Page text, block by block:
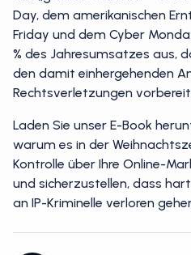
das „goldene Quartal“ –
Day, dem amerikanischen
Friday und dem Cyber
% des Jahresumsatzes aus,
den damit einhergehenden
Rechtsverletzungen
Laden Sie unser E-Book
warum es in der
Kontrolle über Ihre Online-
und sicherzustellen, dass
an IP-Kriminelle verloren gehen.